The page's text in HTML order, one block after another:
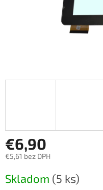
€6,90
€5,61 bez DPH
cena:
Skladom (5 ks)